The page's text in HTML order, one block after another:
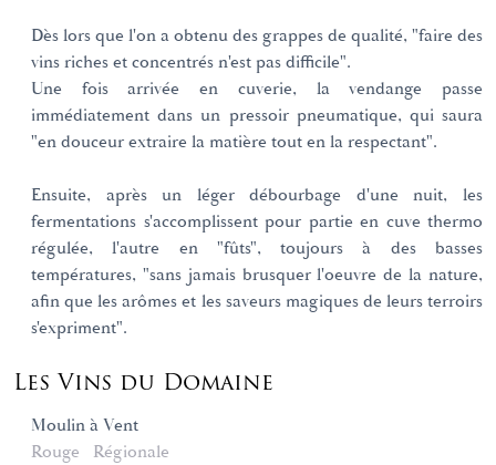
Dès lors que l'on a obtenu des grappes de qualité, "faire des
vins riches et concentrés n'est pas difficile".
Une fois arrivée en cuverie, la vendange passe
immédiatement dans un pressoir pneumatique, qui saura
"en douceur extraire la matière tout en la respectant".
Ensuite, après un léger débourbage d'une nuit, les
fermentations s'accomplissent pour partie en cuve thermo
régulée, l'autre en "fûts", toujours à des basses
températures, "sans jamais brusquer l'oeuvre de la nature,
afin que les arômes et les saveurs magiques de leurs terroirs
s'expriment".
Les Vins du Domaine
Moulin à Vent
Rouge
Régionale